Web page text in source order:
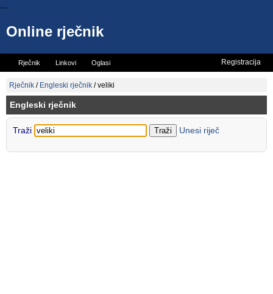
...
Online rječnik
Rječnik Linkovi Oglasi
Vicevi Mini rječnik
Registracija
Rječnik / Engleski rječnik /veliki
Engleski rječnik
Traži Unesi riječ